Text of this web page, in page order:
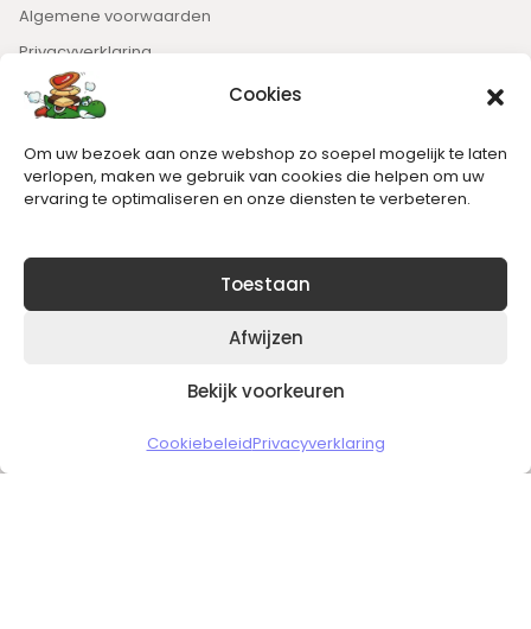
Cookies
Om uw bezoek aan onze webshop zo soepel mogelijk te laten
verlopen, maken we gebruik van cookies die helpen om uw
ervaring te optimaliseren en onze diensten te verbeteren.
Toestaan
Afwijzen
Bekijk voorkeuren
CookiebeleidPrivacyverklaring
Algemene voorwaarden
Privacyverklaring
Nieuwsbrief
Blijft op de hoogte van het laatste nieuws.